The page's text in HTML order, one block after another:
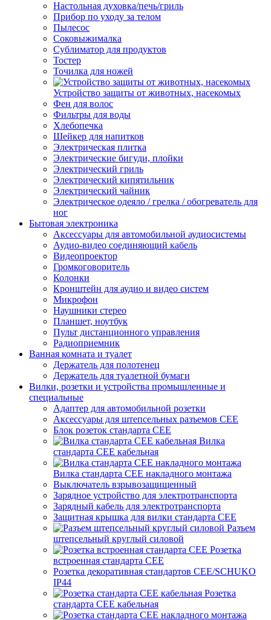
Настольная духовка/печь/гриль
Прибор по уходу за телом
Пылесос
Соковыжималка
Сублиматор для продуктов
Тостер
Точилка для ножей
Устройство защиты от животных, насекомых
Фен для волос
Фильтры для воды
Хлебопечка
Шейкер для напитков
Электрическая плитка
Электрические бигуди, плойки
Электрический гриль
Электрический кипятильник
Электрический чайник
Электрическое одеяло / грелка / обогреватель для
ног
Бытовая электроника
Аксессуары для автомобильной аудиосистемы
Аудио-видео соединяющий кабель
Видеопроектор
Громкоговоритель
Колонки
Кронштейн для аудио и видео систем
Микрофон
Наушники стерео
Планшет, ноутбук
Пульт дистанционного управления
Радиоприемник
Ванная комната и туалет
Держатель для полотенец
Держатель для туалетной бумаги
Вилки, розетки и устройства промышленные и
специальные
Адаптер для автомобильной розетки
Аксессуары для штепсельных разъемов CEE
Блок розеток стандарта CEE
Вилка
стандарта CEE кабельная
Вилка стандарта CEE накладного монтажа
Выключатель взрывозащищенный
Зарядное устройство для электротранспорта
Зарядный кабель для электротранспорта
Защитная крышка для вилки стандарта CEE
Разъем
штепсельный круглый силовой
Розетка
встроенная стандарта CEE
Розетка декоративная стандартов CEE/SCHUKO
IP44
Розетка
стандарта СЕЕ кабельная